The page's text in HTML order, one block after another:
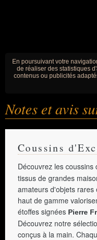
En poursuivant votre
de réaliser des statistiques
contenus ou publicités
Notes et avis
Coussins
Découvrez les coussins
tissus de grandes
amateurs d'objets
haut de gamme
étoffes signées Pierre
Découvrez notre
conçus à la main.